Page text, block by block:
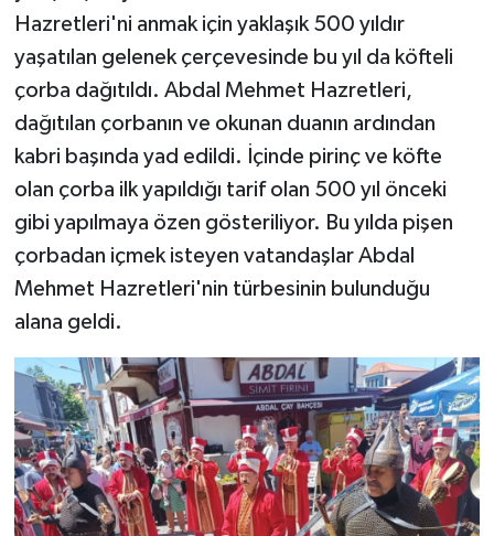
Hazretleri'ni anmak için yaklaşık 500 yıldır
yaşatılan gelenek çerçevesinde bu yıl da köfteli
çorba dağıtıldı. Abdal Mehmet Hazretleri,
dağıtılan çorbanın ve okunan duanın ardından
kabri başında yad edildi. İçinde pirinç ve köfte
olan çorba ilk yapıldığı tarif olan 500 yıl önceki
gibi yapılmaya özen gösteriliyor. Bu yılda pişen
çorbadan içmek isteyen vatandaşlar Abdal
Mehmet Hazretleri'nin türbesinin bulunduğu
alana geldi.